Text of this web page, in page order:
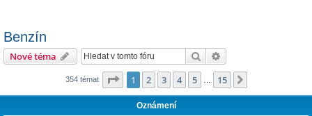
Benzín
Nové téma Hledat
354 témat Stránka z 15
1 2 3 4 5 15
Oznámení